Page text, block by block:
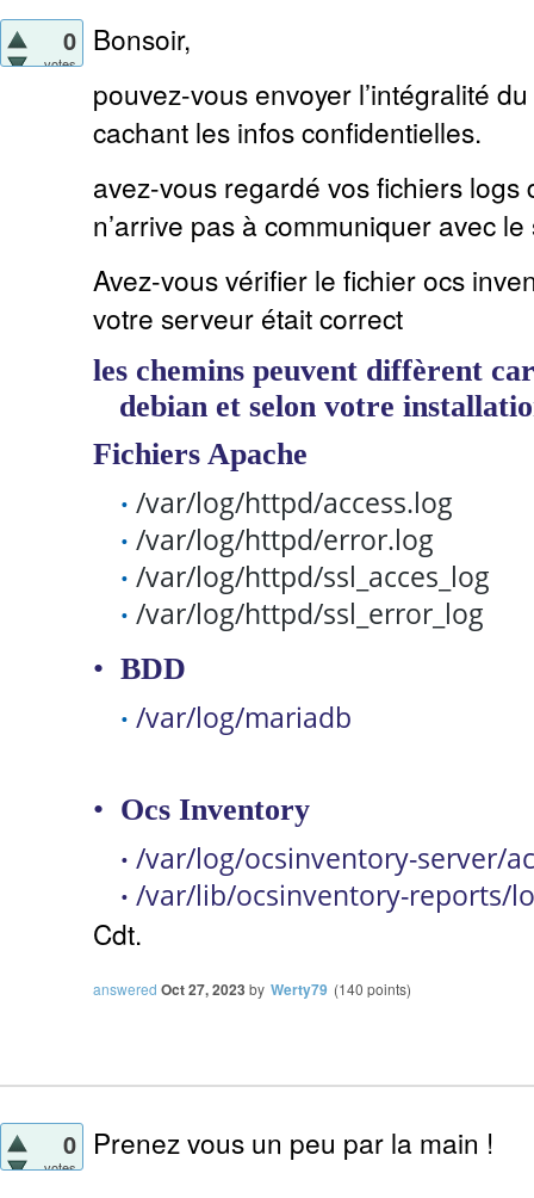
0
votes
Bonsoir,
pouvez-vous envoyer l’intégralité
cachant les infos confidentielles.
avez-vous regardé vos fichiers logs
n’arrive pas à communiquer avec
Avez-vous vérifier le fichier ocs
votre serveur était correct
les chemins peuvent diffèrent
debian et selon votre
Fichiers Apache
• /var/log/httpd/access.log
• /var/log/httpd/error.log
• /var/log/httpd/ssl_acces_log
• /var/log/httpd/ssl_error_log
• BDD
• /var/log/mariadb
• Ocs Inventory
• /var/log/ocsinventory-server/
• /var/lib/ocsinventory-reports/
Cdt.
answered Oct 27, 2023 by Werty79 (140 points)
0
votes
Prenez vous un peu par la main !